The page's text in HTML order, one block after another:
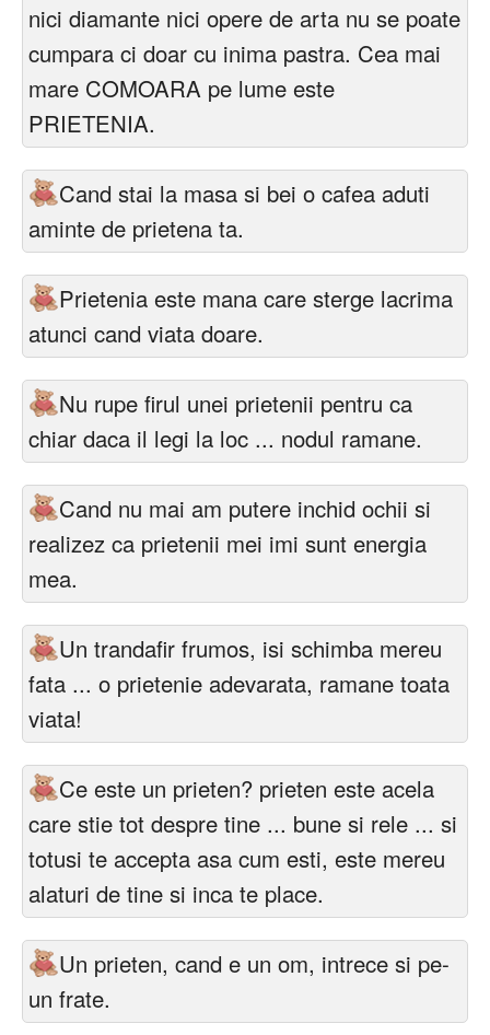
nici diamante nici opere de arta nu se poate
cumpara ci doar cu inima pastra. Cea mai
mare COMOARA pe lume este
PRIETENIA.
Cand stai la masa si bei o cafea aduti
aminte de prietena ta.
Prietenia este mana care sterge lacrima
atunci cand viata doare.
Nu rupe firul unei prietenii pentru ca
chiar daca il legi la loc ... nodul ramane.
Cand nu mai am putere inchid ochii si
realizez ca prietenii mei imi sunt energia
mea.
Un trandafir frumos, isi schimba mereu
fata ... o prietenie adevarata, ramane toata
viata!
Ce este un prieten? prieten este acela
care stie tot despre tine ... bune si rele ... si
totusi te accepta asa cum esti, este mereu
alaturi de tine si inca te place.
Un prieten, cand e un om, intrece si pe-
un frate.